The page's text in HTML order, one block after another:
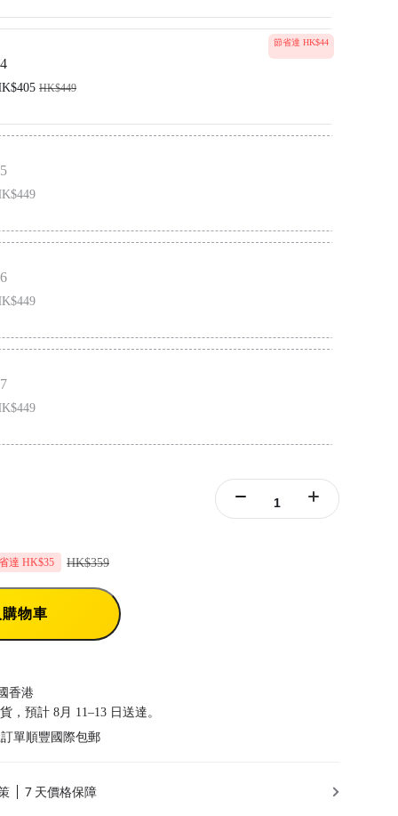
節省達 HK$44
HK$449
達 HK$35 HK$359
物車
香港
，預計 8月 11–13 日送達。
單順豐國際包郵
7 天價格保障